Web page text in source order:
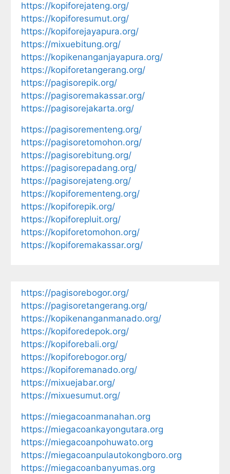
https://kopiforejateng.org/
https://kopiforesumut.org/
https://kopiforejayapura.org/
https://mixuebitung.org/
https://kopikenanganjayapura.org/
https://kopiforetangerang.org/
https://pagisorepik.org/
https://pagisoremakassar.org/
https://pagisorejakarta.org/
https://pagisorementeng.org/
https://pagisoretomohon.org/
https://pagisorebitung.org/
https://pagisorepadang.org/
https://pagisorejateng.org/
https://kopiforementeng.org/
https://kopiforepik.org/
https://kopiforepluit.org/
https://kopiforetomohon.org/
https://kopiforemakassar.org/
https://pagisorebogor.org/
https://pagisoretangerang.org/
https://kopikenanganmanado.org/
https://kopiforedepok.org/
https://kopiforebali.org/
https://kopiforebogor.org/
https://kopiforemanado.org/
https://mixuejabar.org/
https://mixuesumut.org/
https://miegacoanmanahan.org
https://miegacoankayongutara.org
https://miegacoanpohuwato.org
https://miegacoanpulautokongboro.org
https://miegacoanbanyumas.org